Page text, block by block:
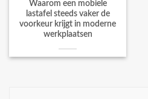
Waarom een mobiele
lastafel steeds vaker de
voorkeur krijgt in moderne
werkplaatsen